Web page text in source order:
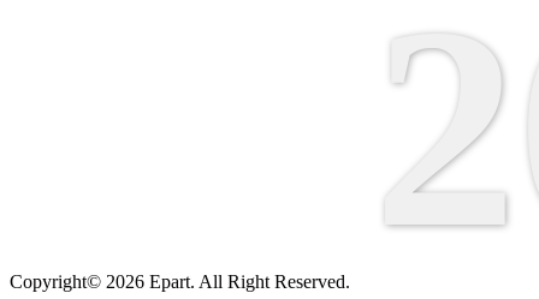
Copyright© 2026 Epart. All Right Reserved.